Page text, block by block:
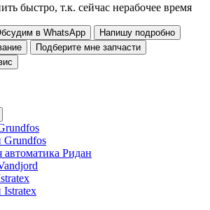
быстро, т.к. сейчас нерабочее время
в WhatsApp
Напишу подробно
Подберите мне запчасти
Grundfos
автоматика Ридан
Istratex